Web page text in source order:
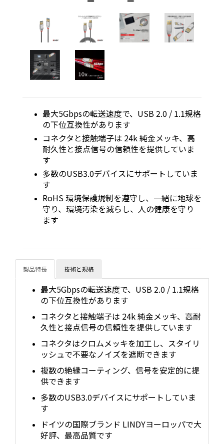
最大5Gbpsの転送速度で、USB 2.0 / 1.1規格
の下位互換性があります
コネクタと接触端子は 24k 純金メッキ、高
耐久性と接点信号の信頼性を提供していま
す
多数のUSB3.0デバイスにサポートしていま
す
RoHS 環境保護規制を遵守し、一緒に地球を
守り、環境汚染を減らし、人の健康を守り
ます
製品特長 技術と規格
最大5Gbpsの転送速度で、USB 2.0 / 1.1規格
の下位互換性があります
コネクタと接触端子は 24k 純金メッキ、高耐
久性と接点信号の信頼性を提供しています
コネクタはクロムメッキを加工し、スタイリ
ッシュで不要なノイズを遮断できます
複数の絶縁コーティング、信号を安定的に提
供できます
多数のUSB3.0デバイスにサポートしていま
す
ドイツの国際ブランド LINDYヨーロッパで大
好評、最高品質です